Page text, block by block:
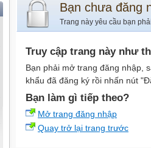
Bạn chưa đăng
Trang này yêu cầu bạn
Truy cập trang này như
Bạn phải mở trang đăng nhập,
khẩu đã đăng ký rồi nhấn nút
Bạn làm gì tiếp theo?
Mở trang đăng nhập
Quay trở lại trang trước